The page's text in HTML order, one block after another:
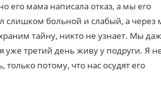
его мама написала отказ, а мы его
слишком больной и слабый, а через
тайну, никто не узнает. Мы
уже третий день живу у подруги. Я
потому, что нас осудят его